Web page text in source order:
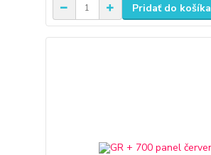
Pridať do košíka